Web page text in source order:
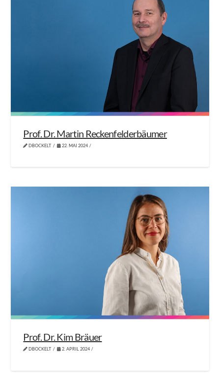
Prof. Dr. Martin Reckenfelderbäumer
DBOCKELT 22. MAI 2024
Prof. Dr. Kim Bräuer
DBOCKELT 2. APRIL 2024